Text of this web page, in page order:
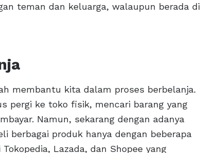
teman dan keluarga, walaupun berada di
membantu kita dalam proses berbelanja.
pergi ke toko fisik, mencari barang yang
Namun, sekarang dengan adanya
berbagai produk hanya dengan beberapa
Lazada, dan Shopee yang